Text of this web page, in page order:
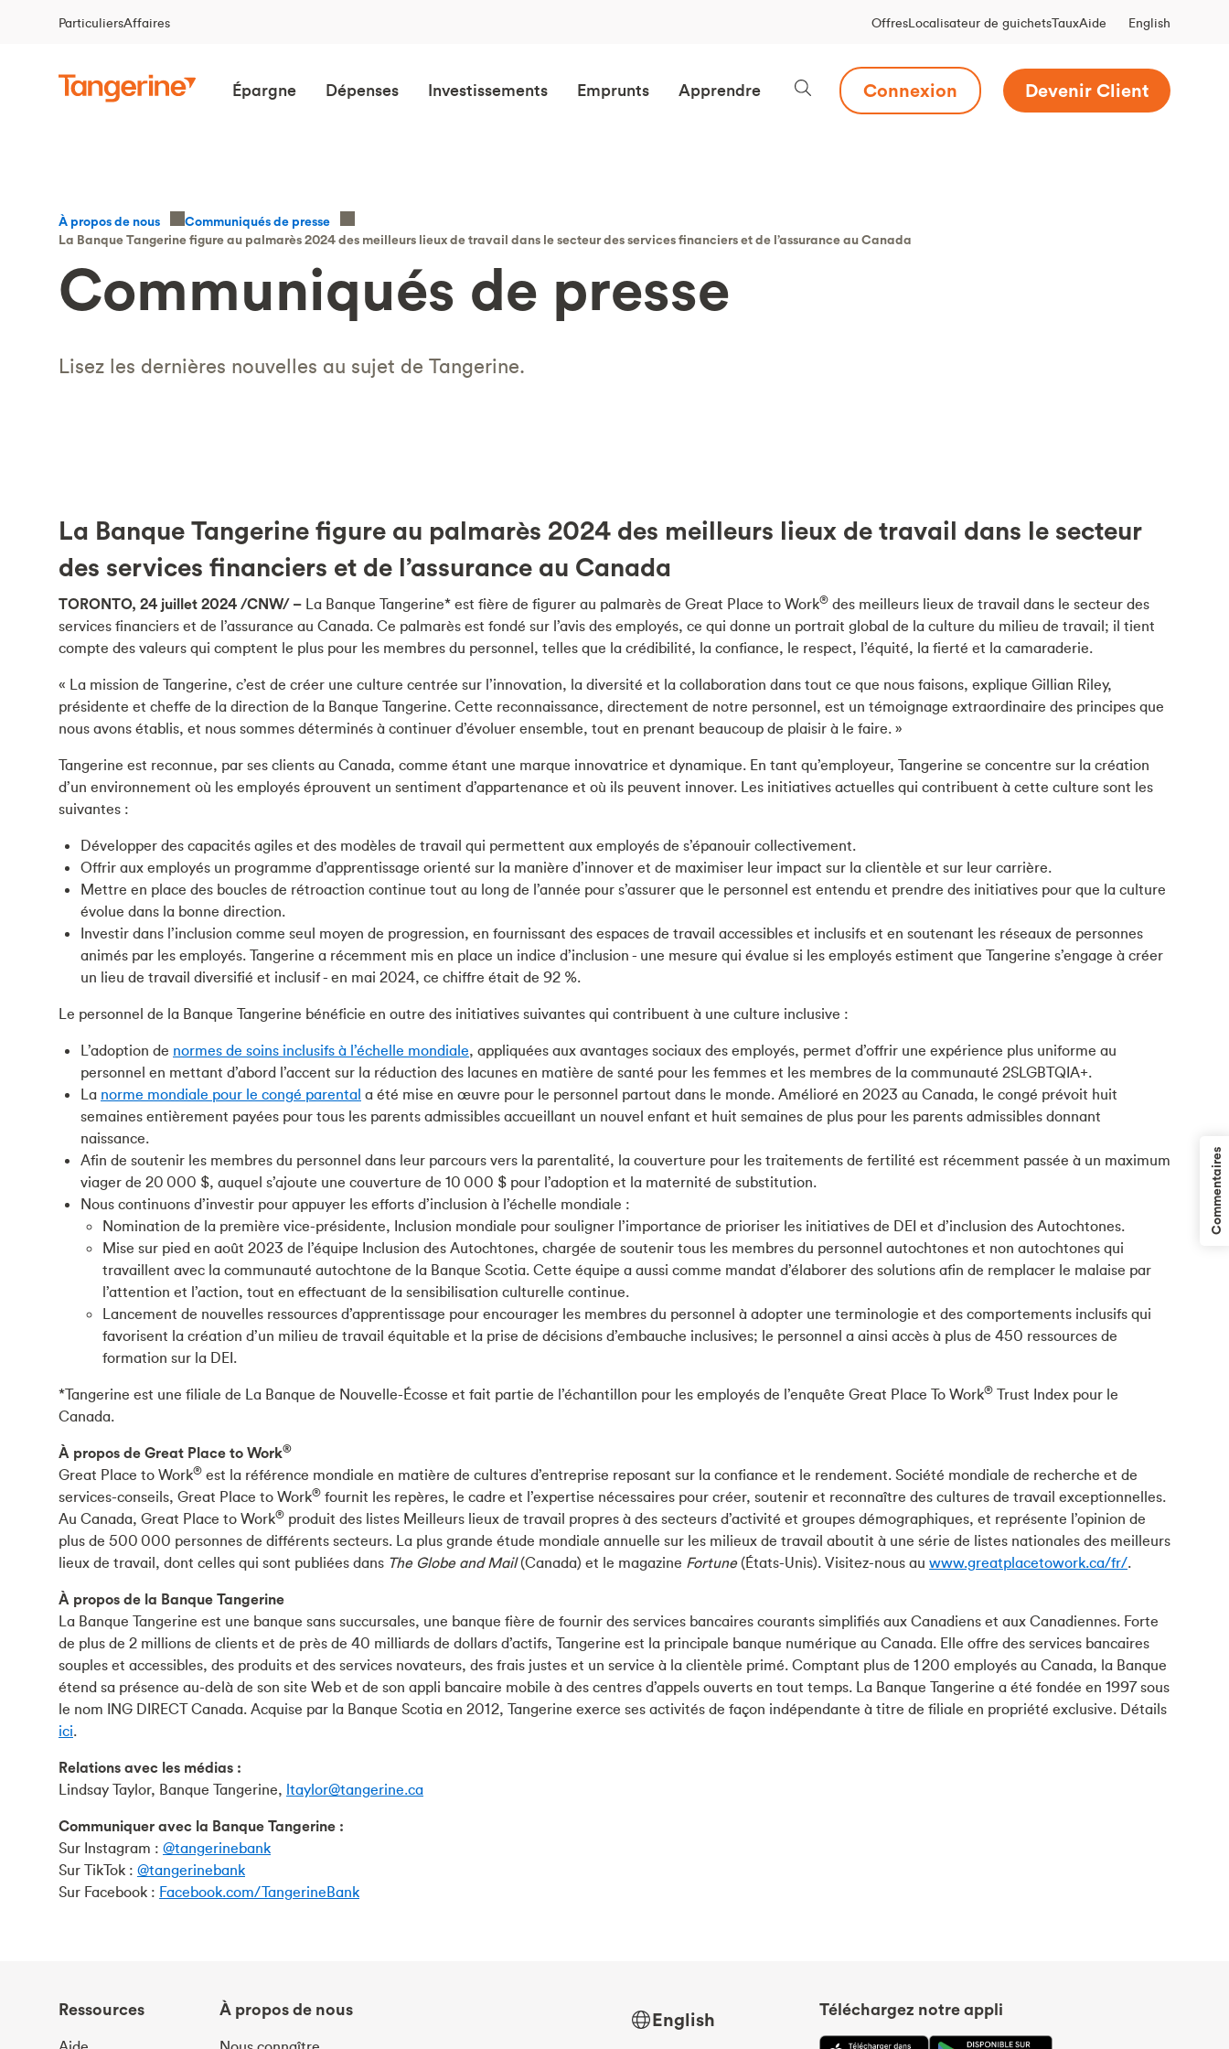
ParticuliersAffaires OffresLocalisateur de guichetsTauxAide English
Épargne Dépenses Investissements Emprunts Apprendre Connexion Devenir Client
À propos de nous
Communiqués de presse
La Banque Tangerine figure au palmarès 2024 des meilleurs lieux de travail dans le secteur des services financiers et de l’assurance au Canada
Communiqués de presse
Lisez les dernières nouvelles au sujet de Tangerine.
La Banque Tangerine figure au palmarès 2024 des meilleurs lieux de travail dans le secteur
des services financiers et de l’assurance au Canada
TORONTO, 24 juillet 2024 /CNW/ – La Banque Tangerine* est fière de figurer au palmarès de Great Place to Work® des meilleurs lieux de travail dans le secteur des
services financiers et de l’assurance au Canada. Ce palmarès est fondé sur l’avis des employés, ce qui donne un portrait global de la culture du milieu de travail; il tient
compte des valeurs qui comptent le plus pour les membres du personnel, telles que la crédibilité, la confiance, le respect, l’équité, la fierté et la camaraderie.
« La mission de Tangerine, c’est de créer une culture centrée sur l’innovation, la diversité et la collaboration dans tout ce que nous faisons, explique Gillian Riley,
présidente et cheffe de la direction de la Banque Tangerine. Cette reconnaissance, directement de notre personnel, est un témoignage extraordinaire des principes que
nous avons établis, et nous sommes déterminés à continuer d’évoluer ensemble, tout en prenant beaucoup de plaisir à le faire. »
Tangerine est reconnue, par ses clients au Canada, comme étant une marque innovatrice et dynamique. En tant qu’employeur, Tangerine se concentre sur la création
d’un environnement où les employés éprouvent un sentiment d’appartenance et où ils peuvent innover. Les initiatives actuelles qui contribuent à cette culture sont les
suivantes :
Développer des capacités agiles et des modèles de travail qui permettent aux employés de s’épanouir collectivement.
Offrir aux employés un programme d’apprentissage orienté sur la manière d’innover et de maximiser leur impact sur la clientèle et sur leur carrière.
Mettre en place des boucles de rétroaction continue tout au long de l’année pour s’assurer que le personnel est entendu et prendre des initiatives pour que la culture
évolue dans la bonne direction.
Investir dans l’inclusion comme seul moyen de progression, en fournissant des espaces de travail accessibles et inclusifs et en soutenant les réseaux de personnes
animés par les employés. Tangerine a récemment mis en place un indice d’inclusion - une mesure qui évalue si les employés estiment que Tangerine s’engage à créer
un lieu de travail diversifié et inclusif - en mai 2024, ce chiffre était de 92 %.
Le personnel de la Banque Tangerine bénéficie en outre des initiatives suivantes qui contribuent à une culture inclusive :
L’adoption de normes de soins inclusifs à l’échelle mondiale, appliquées aux avantages sociaux des employés, permet d’offrir une expérience plus uniforme au
personnel en mettant d’abord l’accent sur la réduction des lacunes en matière de santé pour les femmes et les membres de la communauté 2SLGBTQIA+.
La norme mondiale pour le congé parental a été mise en œuvre pour le personnel partout dans le monde. Amélioré en 2023 au Canada, le congé prévoit huit
semaines entièrement payées pour tous les parents admissibles accueillant un nouvel enfant et huit semaines de plus pour les parents admissibles donnant
naissance.
Afin de soutenir les membres du personnel dans leur parcours vers la parentalité, la couverture pour les traitements de fertilité est récemment passée à un maximum
viager de 20 000 $, auquel s’ajoute une couverture de 10 000 $ pour l’adoption et la maternité de substitution.
Nous continuons d’investir pour appuyer les efforts d’inclusion à l’échelle mondiale :
Nomination de la première vice-présidente, Inclusion mondiale pour souligner l’importance de prioriser les initiatives de DEI et d’inclusion des Autochtones.
Mise sur pied en août 2023 de l’équipe Inclusion des Autochtones, chargée de soutenir tous les membres du personnel autochtones et non autochtones qui
travaillent avec la communauté autochtone de la Banque Scotia. Cette équipe a aussi comme mandat d’élaborer des solutions afin de remplacer le malaise par
l’attention et l’action, tout en effectuant de la sensibilisation culturelle continue.
Lancement de nouvelles ressources d’apprentissage pour encourager les membres du personnel à adopter une terminologie et des comportements inclusifs qui
favorisent la création d’un milieu de travail équitable et la prise de décisions d’embauche inclusives; le personnel a ainsi accès à plus de 450 ressources de
formation sur la DEI.
*Tangerine est une filiale de La Banque de Nouvelle-Écosse et fait partie de l’échantillon pour les employés de l’enquête Great Place To Work® Trust Index pour le
Canada.
À propos de Great Place to Work®
Great Place to Work® est la référence mondiale en matière de cultures d’entreprise reposant sur la confiance et le rendement. Société mondiale de recherche et de
services-conseils, Great Place to Work® fournit les repères, le cadre et l’expertise nécessaires pour créer, soutenir et reconnaître des cultures de travail exceptionnelles.
Au Canada, Great Place to Work® produit des listes Meilleurs lieux de travail propres à des secteurs d’activité et groupes démographiques, et représente l’opinion de
plus de 500 000 personnes de différents secteurs. La plus grande étude mondiale annuelle sur les milieux de travail aboutit à une série de listes nationales des meilleurs
lieux de travail, dont celles qui sont publiées dans The Globe and Mail(Canada) et le magazine Fortune(États-Unis). Visitez-nous au www.greatplacetowork.ca/fr/.
À propos de la Banque Tangerine
La Banque Tangerine est une banque sans succursales, une banque fière de fournir des services bancaires courants simplifiés aux Canadiens et aux Canadiennes. Forte
de plus de 2 millions de clients et de près de 40 milliards de dollars d’actifs, Tangerine est la principale banque numérique au Canada. Elle offre des services bancaires
souples et accessibles, des produits et des services novateurs, des frais justes et un service à la clientèle primé. Comptant plus de 1 200 employés au Canada, la Banque
étend sa présence au-delà de son site Web et de son appli bancaire mobile à des centres d’appels ouverts en tout temps. La Banque Tangerine a été fondée en 1997 sous
le nom ING DIRECT Canada. Acquise par la Banque Scotia en 2012, Tangerine exerce ses activités de façon indépendante à titre de filiale en propriété exclusive. Détails
ici.
Relations avec les médias :
Lindsay Taylor, Banque Tangerine, ltaylor@tangerine.ca
Communiquer avec la Banque Tangerine :
Sur Instagram : @tangerinebank
Sur TikTok : @tangerinebank
Sur Facebook : Facebook.com/TangerineBank
Ressources À propos de nous English Téléchargez notre appli
Commentaires